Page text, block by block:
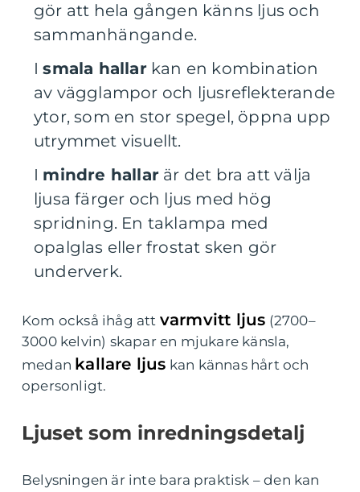
gör att hela gången känns ljus och
sammanhängande.
Ismala hallarkan en kombination
av vägglampor och ljusreflekterande
ytor, som en stor spegel, öppna upp
utrymmet visuellt.
I mindre hallar är det bra att välja
ljusa färger och ljus med hög
spridning. En taklampa med
opalglas eller frostat sken gör
underverk.
Kom också ihåg att varmvitt ljus (2700–
3000 kelvin) skapar en mjukare känsla,
medan kallare ljus kan kännas hårt och
opersonligt.
Ljuset som inredningsdetalj
Belysningen är inte bara praktisk – den kan